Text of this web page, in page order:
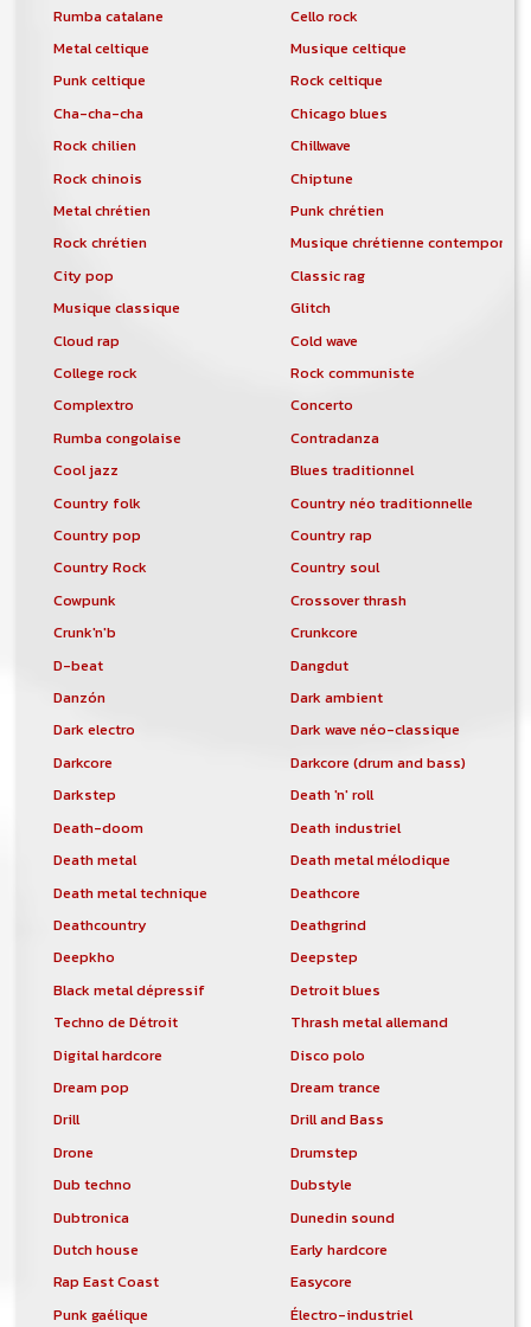
Rumba catalane
Cello rock
Metal celtique
Musique celtique
Punk celtique
Rock celtique
Cha-cha-cha
Chicago blues
Rock chilien
Chillwave
Rock chinois
Chiptune
Metal chrétien
Punk chrétien
Rock chrétien
Musique chrétienne
City pop
Classic rag
Musique classique
Glitch
Cloud rap
Cold wave
College rock
Rock communiste
Complextro
Concerto
Rumba congolaise
Contradanza
Cool jazz
Blues traditionnel
Country folk
Country néo traditionnelle
Country pop
Country rap
Country Rock
Country soul
Cowpunk
Crossover thrash
Crunk'n'b
Crunkcore
D-beat
Dangdut
Danzón
Dark ambient
Dark electro
Dark wave néo-classique
Darkcore
Darkcore (drum and bass)
Darkstep
Death 'n' roll
Death-doom
Death industriel
Death metal
Death metal mélodique
Death metal technique
Deathcore
Deathcountry
Deathgrind
Deepkho
Deepstep
Black metal dépressif
Detroit blues
Techno de Détroit
Thrash metal allemand
Digital hardcore
Disco polo
Dream pop
Dream trance
Drill
Drill and Bass
Drone
Drumstep
Dub techno
Dubstyle
Dubtronica
Dunedin sound
Dutch house
Early hardcore
Rap East Coast
Easycore
Punk gaélique
Électro-industriel